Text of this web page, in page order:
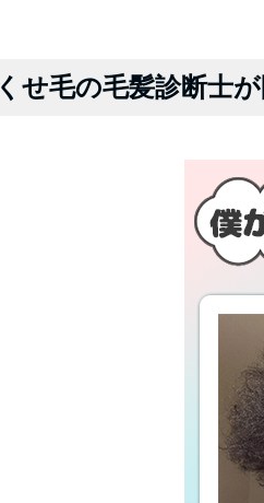
くせ毛の毛髪診断士